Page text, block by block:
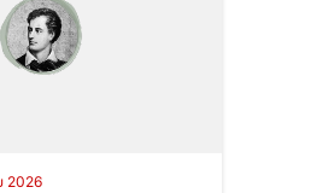
2026